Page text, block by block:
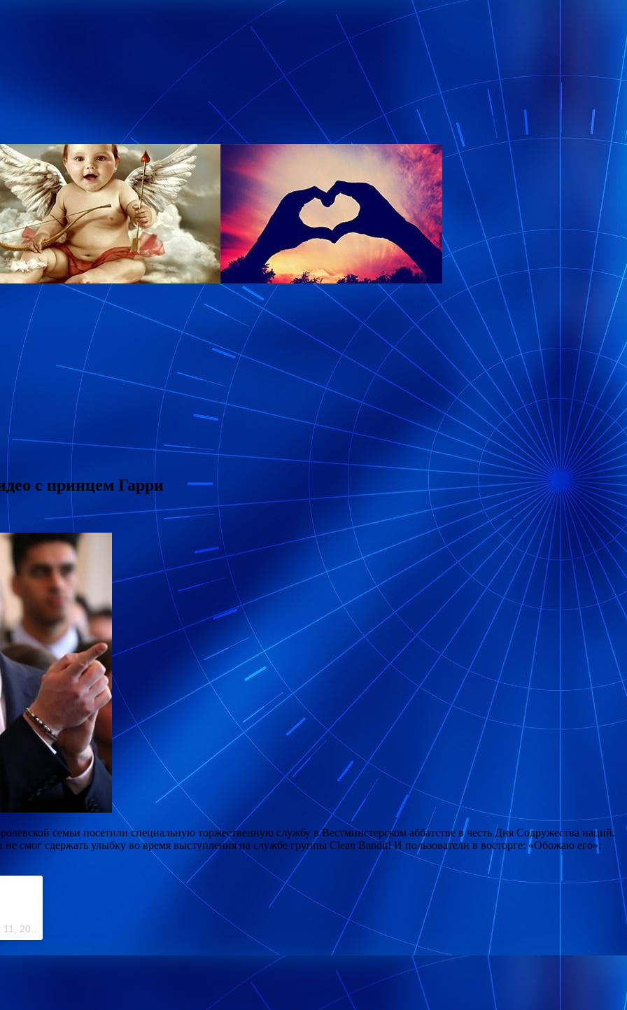
с принцем Гарри
семьи посетили специальную торжественную службу в Вестминстерском аббатстве в честь Дня Содружества наций.
смог сдержать улыбку во время выступления на службе группы Clean Bandit! И пользователи в восторге: «Обожаю его»;